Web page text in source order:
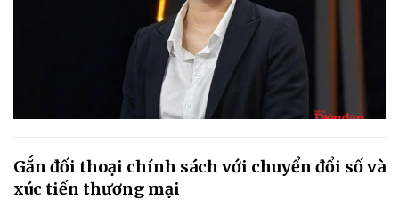
Gắn đối thoại chính sách với chuyển đổi số và
xúc tiến thương mại